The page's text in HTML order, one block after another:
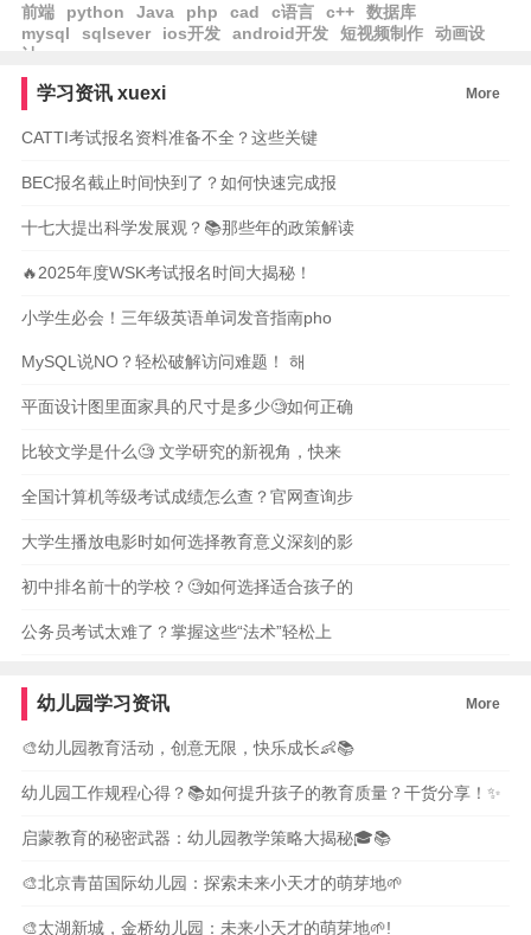
前端
python Java php cad c语言 c++
数据库
mysql
sqlsever ios开发 android开发 短视频制作
动画设
计
学习资讯 xuexi More
CATTI考试报名资料准备不全？这些关键
BEC报名截止时间快到了？如何快速完成报
十七大提出科学发展观？📚那些年的政策解读
🔥2025年度WSK考试报名时间大揭秘！
小学生必会！三年级英语单词发音指南pho
MySQL说NO？轻松破解访问难题！ 해
平面设计图里面家具的尺寸是多少🧐如何正确
比较文学是什么🧐 文学研究的新视角，快来
全国计算机等级考试成绩怎么查？官网查询步
大学生播放电影时如何选择教育意义深刻的影
初中排名前十的学校？🧐如何选择适合孩子的
公务员考试太难了？掌握这些“法术”轻松上
幼儿园学习资讯 More
🎨幼儿园教育活动，创意无限，快乐成长👶📚
幼儿园工作规程心得？📚如何提升孩子的教育质量？干货分享！✨
启蒙教育的秘密武器：幼儿园教学策略大揭秘🎓📚
🎨北京青苗国际幼儿园：探索未来小天才的萌芽地🌱
🎨太湖新城，金桥幼儿园：未来小天才的萌芽地🌱!